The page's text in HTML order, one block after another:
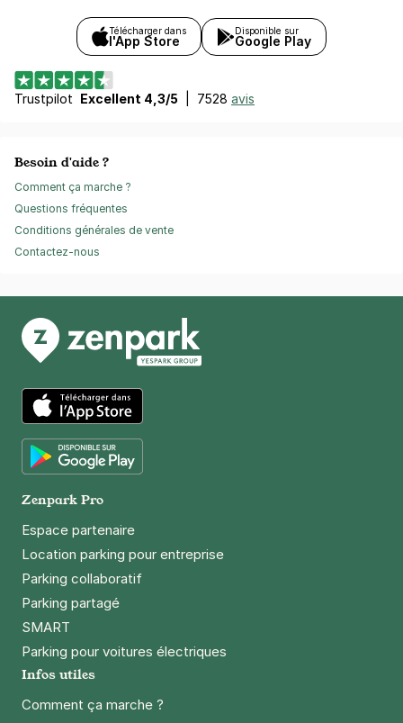
Télécharger dans
l'App Store
Disponible sur
Google Play
Trustpilot Excellent 4,3/5 7528 avis
Besoin d'aide ?
Comment ça marche ?
Questions fréquentes
Conditions générales de vente
Contactez-nous
App Store
Zenpark Pro
Espace partenaire
Location parking pour entreprise
Parking collaboratif
Parking partagé
SMART
Parking pour voitures électriques
Infos utiles
Comment ça marche ?